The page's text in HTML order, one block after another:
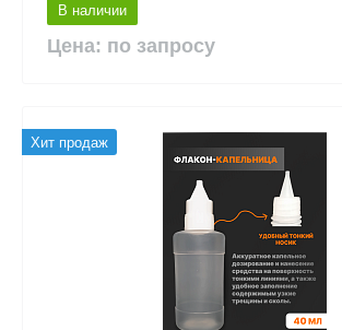
В наличии
Цена: по запросу
Хит продаж